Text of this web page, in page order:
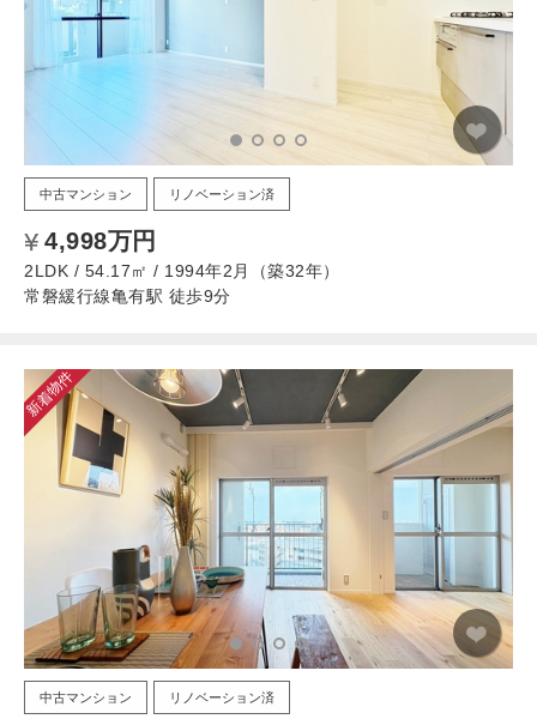
中古マンション リノベーション済
4,998万円
2LDK / 54.17㎡ / 1994年2月（築32年）
常磐緩行線亀有駅 徒歩9分
新着物件
中古マンション リノベーション済